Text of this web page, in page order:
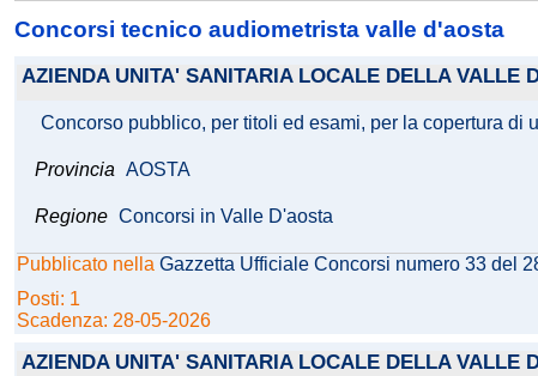
Concorsi tecnico audiometrista valle d'aosta
AZIENDA UNITA' SANITARIA LOCALE DELLA VALLE
Concorso pubblico, per titoli ed esami, per la copertura di
Provincia AOSTA
Regione Concorsi in Valle D'aosta
Pubblicato nella Gazzetta Ufficiale Concorsi numero 33 del
Posti: 1
Scadenza: 28-05-2026
AZIENDA UNITA' SANITARIA LOCALE DELLA VALLE